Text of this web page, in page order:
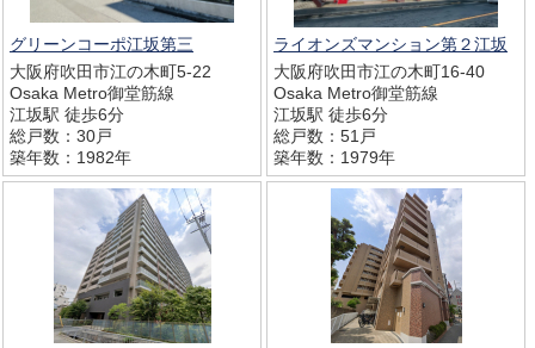
グリーンコーポ江坂第三
大阪府吹田市江の木町5-22
Osaka Metro御堂筋線
江坂駅 徒歩6分
総戸数：30戸
築年数：1982年
ライオンズマンション第２江坂
大阪府吹田市江の木町16-40
Osaka Metro御堂筋線
江坂駅 徒歩6分
総戸数：51戸
築年数：1979年